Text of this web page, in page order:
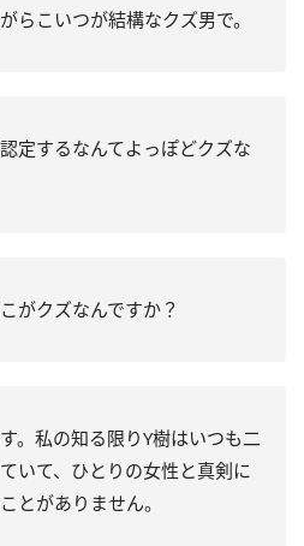
らこいつが結構なクズ男で。
定するなんてよっぽどクズな
がクズなんですか？
。私の知る限りY樹はいつも二
いて、ひとりの女性と真剣に
とがありません。